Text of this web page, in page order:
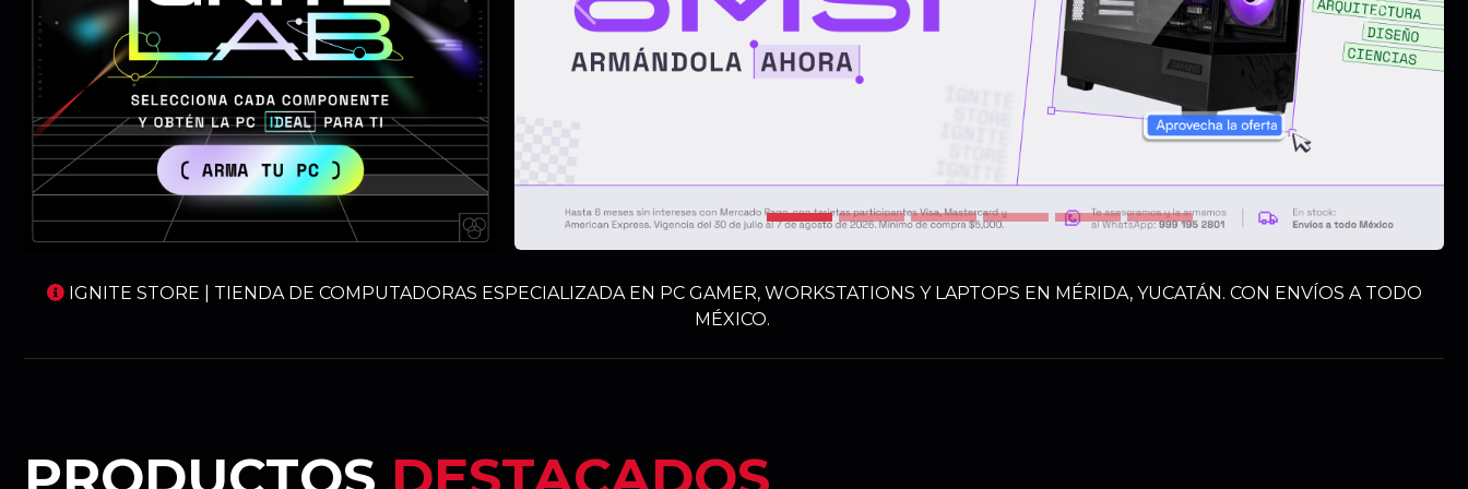
Anterior Siguiente
IGNITE STORE | TIENDA DE COMPUTADORAS ESPECIALIZADA EN PC GAMER, WORKSTATIONS Y LAPTOPS EN MÉRIDA, YUCATÁN. CON ENVÍOS A TODO
MÉXICO.